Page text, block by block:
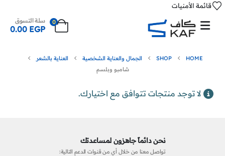
قائمة الأمنيات
0 سلة التسوق
0.00 EGP
HOME
SHOP الجمال والعناية الشخصية
العناية بالشعر
شامبو وبلسم
لا توجد منتجات تتوافق مع اختيارك.
نحن دائماً جاهزون لمساعدتك
تواصل معنا من خلال أي من قنوات الدعم التالية: